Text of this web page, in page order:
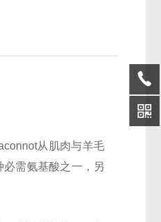
从肌肉与羊毛
需氨基酸之一，另